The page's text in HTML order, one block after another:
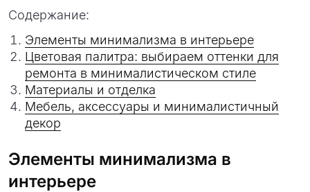
Содержание:
Элементы минимализма в интерьере
Цветовая палитра: выбираем оттенки для
ремонта в минималистическом стиле
Материалы и отделка
Мебель, аксессуары и минималистичный
декор
Элементы минимализма в
интерьере